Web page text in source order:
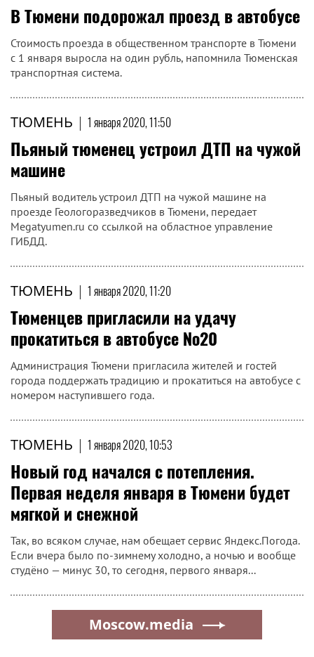
В Тюмени подорожал проезд в автобусе
Стоимость проезда в общественном транспорте в Тюмени
с 1 января выросла на один рубль, напомнила Тюменская
транспортная система.
ТЮМЕНЬ | 1 января 2020, 11:50
Пьяный тюменец устроил ДТП на чужой
машине
Пьяный водитель устроил ДТП на чужой машине на
проезде Геологоразведчиков в Тюмени, передает
Megatyumen.ru со ссылкой на областное управление
ГИБДД.
ТЮМЕНЬ | 1 января 2020, 11:20
Тюменцев пригласили на удачу
прокатиться в автобусе №20
Администрация Тюмени пригласила жителей и гостей
города поддержать традицию и прокатиться на автобусе с
номером наступившего года.
ТЮМЕНЬ | 1 января 2020, 10:53
Новый год начался с потепления.
Первая неделя января в Тюмени будет
мягкой и снежной
Так, во всяком случае, нам обещает сервис Яндекс.Погода.
Если вчера было по-зимнему холодно, а ночью и вообще
студёно — минус 30, то сегодня, первого января...
Moscow.media